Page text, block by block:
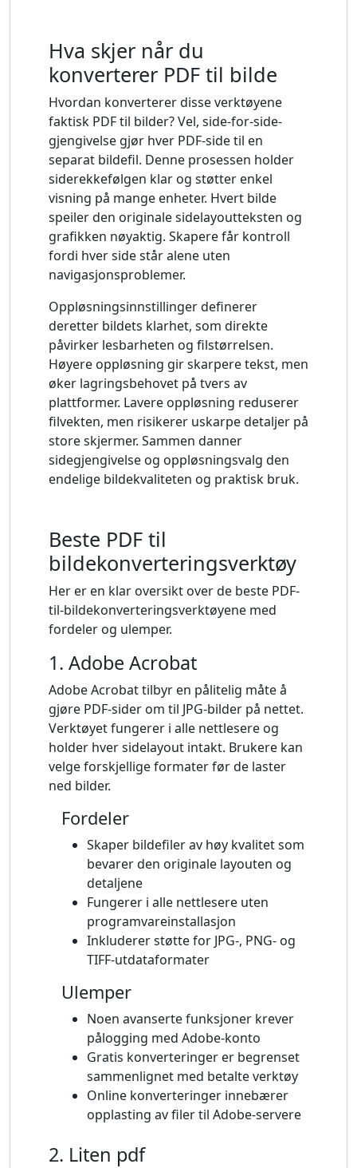
Hva skjer når du
konverterer PDF til bilde
Hvordan konverterer disse verktøyene
faktisk PDF til bilder? Vel, side-for-side-
gjengivelse gjør hver PDF-side til en
separat bildefil. Denne prosessen holder
siderekkefølgen klar og støtter enkel
visning på mange enheter. Hvert bilde
speiler den originale sidelayoutteksten og
grafikken nøyaktig. Skapere får kontroll
fordi hver side står alene uten
navigasjonsproblemer.
Oppløsningsinnstillinger definerer
deretter bildets klarhet, som direkte
påvirker lesbarheten og filstørrelsen.
Høyere oppløsning gir skarpere tekst, men
øker lagringsbehovet på tvers av
plattformer. Lavere oppløsning reduserer
filvekten, men risikerer uskarpe detaljer på
store skjermer. Sammen danner
sidegjengivelse og oppløsningsvalg den
endelige bildekvaliteten og praktisk bruk.
Beste PDF til
bildekonverteringsverktøy
Her er en klar oversikt over de beste PDF-
til-bildekonverteringsverktøyene med
fordeler og ulemper.
1. Adobe Acrobat
Adobe Acrobat tilbyr en pålitelig måte å
gjøre PDF-sider om til JPG-bilder på nettet.
Verktøyet fungerer i alle nettlesere og
holder hver sidelayout intakt. Brukere kan
velge forskjellige formater før de laster
ned bilder.
Fordeler
Skaper bildefiler av høy kvalitet som
bevarer den originale layouten og
detaljene
Fungerer i alle nettlesere uten
programvareinstallasjon
Inkluderer støtte for JPG-, PNG- og
TIFF-utdataformater
Ulemper
Noen avanserte funksjoner krever
pålogging med Adobe-konto
Gratis konverteringer er begrenset
sammenlignet med betalte verktøy
Online konverteringer innebærer
opplasting av filer til Adobe-servere
2. Liten pdf